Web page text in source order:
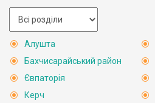
Алушта
Бахчисарайський район
Євпаторія
Керч